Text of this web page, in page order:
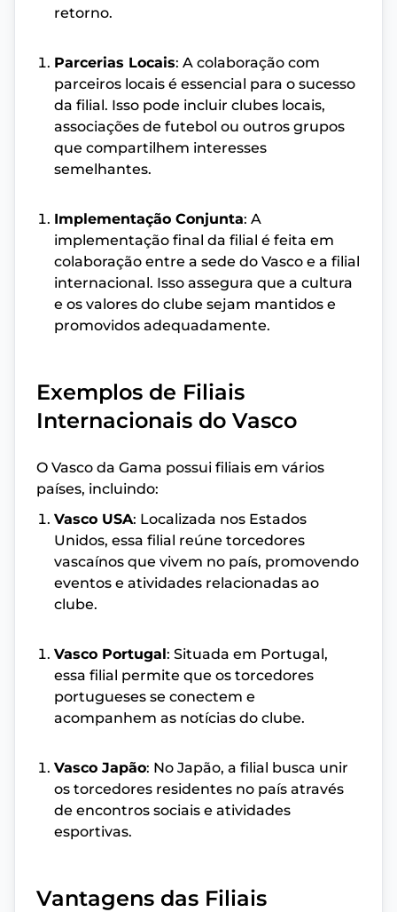
retorno.
Parcerias Locais: A colaboração com
parceiros locais é essencial para o sucesso
da filial. Isso pode incluir clubes locais,
associações de futebol ou outros grupos
que compartilhem interesses
semelhantes.
Implementação Conjunta: A
implementação final da filial é feita em
colaboração entre a sede do Vasco e a filial
internacional. Isso assegura que a cultura
e os valores do clube sejam mantidos e
promovidos adequadamente.
Exemplos de Filiais
Internacionais do Vasco
O Vasco da Gama possui filiais em vários
países, incluindo:
Vasco USA: Localizada nos Estados
Unidos, essa filial reúne torcedores
vascaínos que vivem no país, promovendo
eventos e atividades relacionadas ao
clube.
Vasco Portugal: Situada em Portugal,
essa filial permite que os torcedores
portugueses se conectem e
acompanhem as notícias do clube.
Vasco Japão: No Japão, a filial busca unir
os torcedores residentes no país através
de encontros sociais e atividades
esportivas.
Vantagens das Filiais